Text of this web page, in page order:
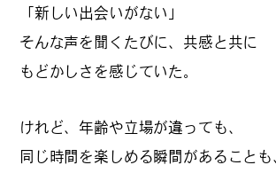
FOLLOW US
公式SNSはこちら
「新しい出会いがない」
そんな声を聞くたびに、共感と共に
もどかしさを感じていた。
けれど、年齢や立場が違っても、
同じ時間を楽しめる瞬間があることも